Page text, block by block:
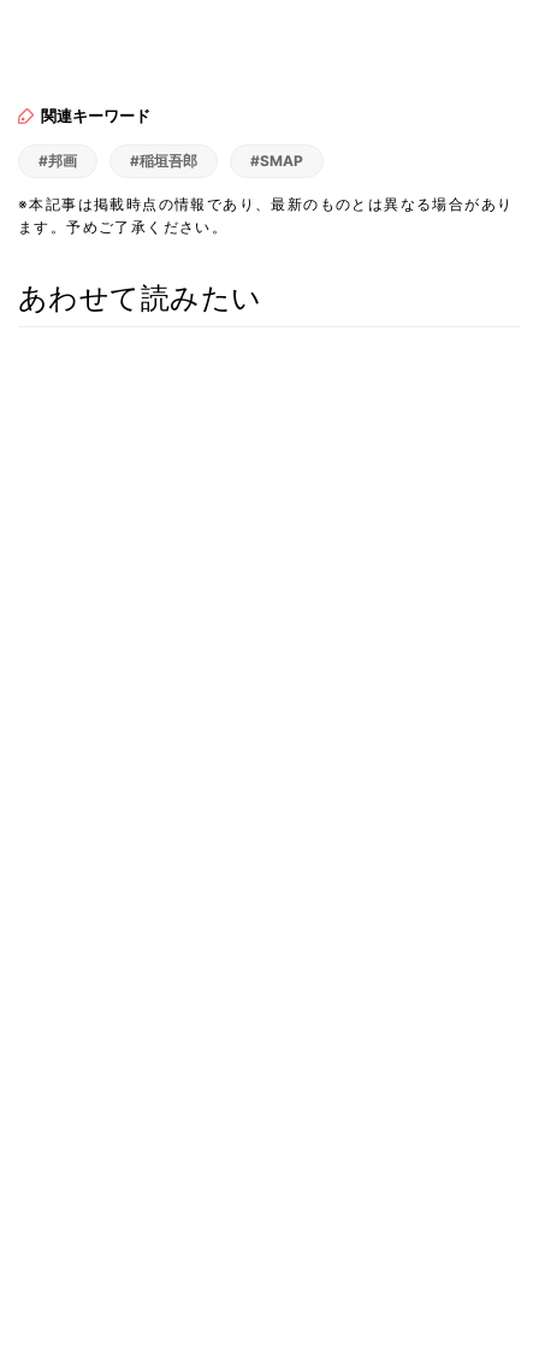
関連キーワード
#邦画 #稲垣吾郎 #SMAP
※本記事は掲載時点の情報であり、最新のものとは異なる場合があり
ます。予めご了承ください。
あわせて読みたい